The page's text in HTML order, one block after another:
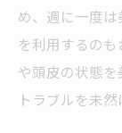
め、週に一度
を利用するの
や頭皮の状態を
トラブルを未然